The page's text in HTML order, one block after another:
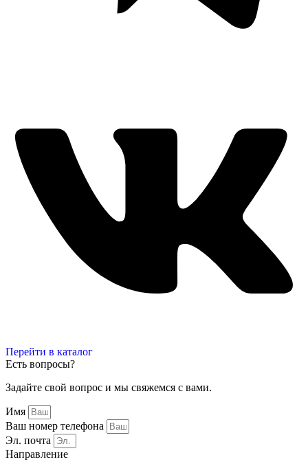
Перейти в каталог
Есть вопросы?
Задайте свой вопрос и мы свяжемся с вами.
Имя
Ваш номер телефона
Эл. почта
Направление